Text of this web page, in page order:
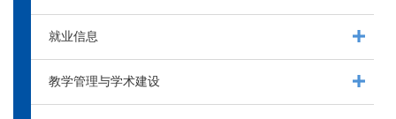
就业信息
教学管理与学术建设